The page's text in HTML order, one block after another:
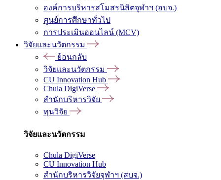
องค์การบริหารสโมสรนิสิตจุฬาฯ (อบจ.)
ศูนย์การศึกษาทั่วไป
การประเมินออนไลน์ (MCV)
วิจัยและนวัตกรรม
ย้อนกลับ
วิจัยและนวัตกรรม
CU Innovation Hub
Chula DigiVerse
สำนักบริหารวิจัย
ทุนวิจัย
วิจัยและนวัตกรรม
Chula DigiVerse
CU Innovation Hub
สำนักบริหารวิจัยจุฬาฯ (สบจ.)